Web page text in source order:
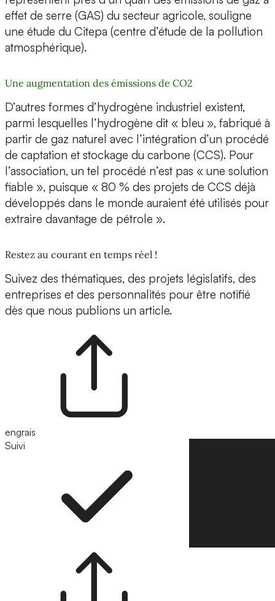
effet de serre (GAS) du secteur agricole, souligne
une étude du Citepa (centre d’étude de la pollution
atmosphérique).
Une augmentation des émissions de CO2
D’autres formes d’hydrogène industriel existent,
parmi lesquelles l’hydrogène dit « bleu », fabriqué à
partir de gaz naturel avec l’intégration d’un procédé
de captation et stockage du carbone (CCS). Pour
l’association, un tel procédé n’est pas « une solution
fiable », puisque « 80 % des projets de CCS déjà
développés dans le monde auraient été utilisés pour
extraire davantage de pétrole ».
Restez au courant en temps réel !
Suivez des thématiques, des projets législatifs, des
entreprises et des personnalités pour être notifié
dès que nous publions un article.
engrais
Suivi